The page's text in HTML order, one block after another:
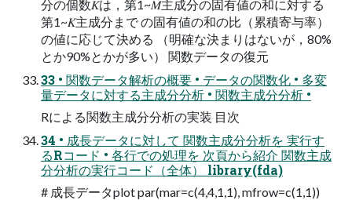
分の個数𝐾は，第1~𝑀主成分の固有値の和に対する
第1~𝐾主成分まで の固有値の和の比（累積寄与率）
の値に応じて決める （明確な決まりはないが，80%
とか90%とかが多い） 関数データの復元
33 • 関数データ解析の概要 • データの関数化 • 多変
量データに対する主成分分析 • 関数主成分分析 •
Rによる関数主成分分析の実装 目次
34 • 成長データに対して 関数主成分分析を 実行す
るRコード • 各行での処理を 次頁から紹介 関数主成
分分析の実行コード（全体） library(fda)
# 成長データplot par(mar=c(4,4,1,1), mfrow=c(1,1))